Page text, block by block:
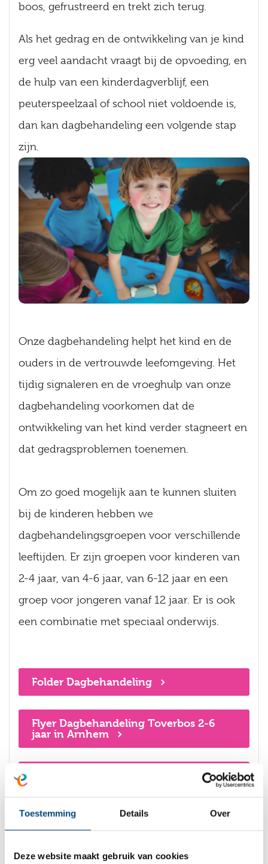
Toestemming Details Over
Deze website maakt gebruik van cookies
boos, gefrustreerd en trekt zich terug.
Als het gedrag en de ontwikkeling van je kind
erg veel aandacht vraagt bij de opvoeding, en
de hulp van een kinderdagverblijf, een
peuterspeelzaal of school niet voldoende is,
dan kan dagbehandeling een volgende stap
zijn.
Onze dagbehandeling helpt het kind en de
ouders in de vertrouwde leefomgeving. Het
tijdig signaleren en de vroeghulp van onze
dagbehandeling voorkomen dat de
ontwikkeling van het kind verder stagneert en
dat gedragsproblemen toenemen.
Om zo goed mogelijk aan te kunnen sluiten
bij de kinderen hebben we
dagbehandelingsgroepen voor verschillende
leeftijden. Er zijn groepen voor kinderen van
2-4 jaar, van 4-6 jaar, van 6-12 jaar en een
groep voor jongeren vanaf 12 jaar. Er is ook
een combinatie met speciaal onderwijs.
Folder Dagbehandeling
Flyer Dagbehandeling Toverbos 2-6
jaar in Arnhem
Flyer Dagbehandeling Jonge kind 2-6
Flyer Naschoolse dagbehandeling 6-12